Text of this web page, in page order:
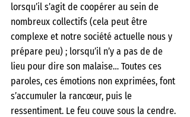
lorsqu’il s’agit de coopérer au sein de
nombreux collectifs (cela peut être
complexe et notre société actuelle nous y
prépare peu) ; lorsqu’il n’y a pas de de
lieu pour dire son malaise… Toutes ces
paroles, ces émotions non exprimées, font
s’accumuler la rancœur, puis le
ressentiment. Le feu couve sous la cendre.